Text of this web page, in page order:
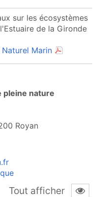
sur les écosystèmes
de la Gironde
Marin(document
pleine nature
Royan
fenêtre)
(ouvre une nouvelle
Tout afficher